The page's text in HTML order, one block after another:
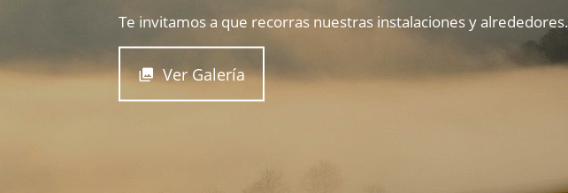
Te invitamos a que recorras nuestras instalaciones y
Ver Galería